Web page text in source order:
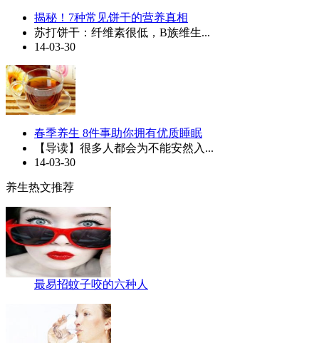
揭秘！7种常见饼干的营养真相
苏打饼干：纤维素很低，B族维生...
14-03-30
春季养生 8件事助你拥有优质睡眠
【导读】很多人都会为不能安然入...
14-03-30
养生热文推荐
最易招蚊子咬的六种人